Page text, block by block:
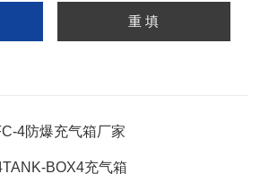
4防爆充气箱厂家
BOX4充气箱